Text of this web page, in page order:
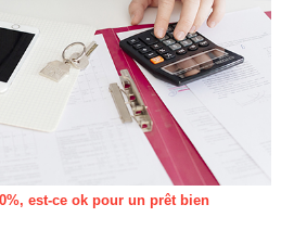
est-ce ok pour un prêt bien